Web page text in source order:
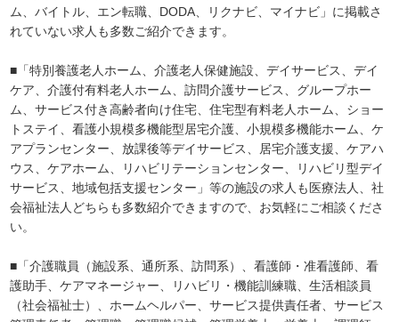
ム、バイトル、エン転職、DODA、リクナビ、マイナビ」に掲載さ
れていない求人も多数ご紹介できます。
■「特別養護老人ホーム、介護老人保健施設、デイサービス、デイ
ケア、介護付有料老人ホーム、訪問介護サービス、グループホー
ム、サービス付き高齢者向け住宅、住宅型有料老人ホーム、ショー
トステイ、看護小規模多機能型居宅介護、小規模多機能ホーム、ケ
アプランセンター、放課後等デイサービス、居宅介護支援、ケアハ
ウス、ケアホーム、リハビリテーションセンター、リハビリ型デイ
サービス、地域包括支援センター」等の施設の求人も医療法人、社
会福祉法人どちらも多数紹介できますので、お気軽にご相談くださ
い。
■「介護職員（施設系、通所系、訪問系）、看護師・准看護師、看
護助手、ケアマネージャー、リハビリ・機能訓練職、生活相談員
（社会福祉士）、ホームヘルパー、サービス提供責任者、サービス